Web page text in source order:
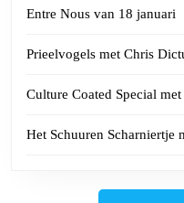
Entre Nous van 18 januari
Prieelvogels met Chris
Culture Coated Special
Het Schuuren Scharniertje